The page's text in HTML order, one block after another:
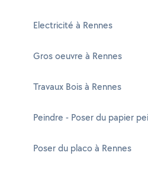
Electricité à Rennes
Gros oeuvre à Rennes
Travaux Bois à Rennes
Peindre - Poser du papier
Poser du placo à Rennes